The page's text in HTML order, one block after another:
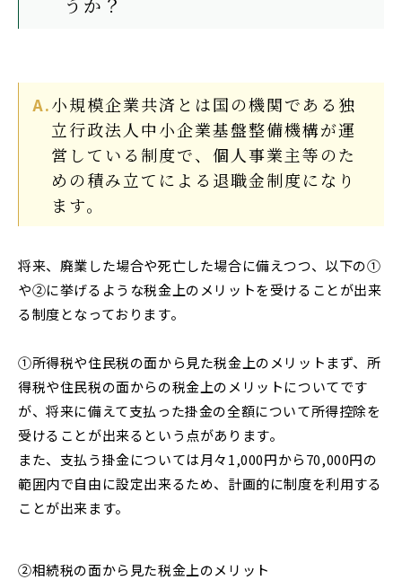
偶者・子・兄弟姉妹の相続順位と
除外される場合
小規模企業共済とは国の機関である独
立行政法人中小企業基盤整備機構が運
営している制度で、個人事業主等のた
めの積み立てによる退職金制度になり
ます。
将来、廃業した場合や死亡した場合に備えつつ、以下の①
や②に挙げるような税金上の メリットを受けることが出来
る制度となっております。
①所得税や住民税の面から見た税金上のメリット まず、所
得税や住民税の面からの税金上のメリットについてです
が、将来に備えて支払 った掛金の全額について所得控除を
受けることが出来るという点があります。
また、支払う掛金については月々1,000円から70,000円の
範囲内で自由に設定出来るため、計画的に制度を利用する
ことが出来ます。
②相続税の面から見た税金上のメリット